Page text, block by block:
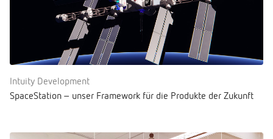
Intuity Development
SpaceStation – unser Framework für die Produkte der Zukunft